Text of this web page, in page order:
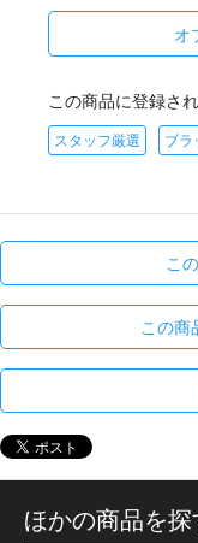
オ
この商品に登録さ
スタッフ厳選 ブラ
こ
この商
ほかの商品を探